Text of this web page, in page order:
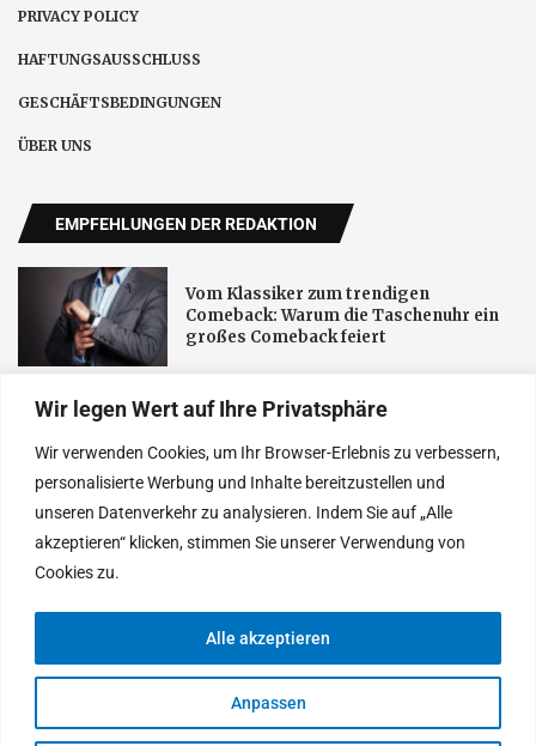
Wir legen Wert auf Ihre Privatsphäre
Wir verwenden Cookies, um Ihr Browser-Erlebnis zu verbessern,
personalisierte Werbung und Inhalte bereitzustellen und
unseren Datenverkehr zu analysieren. Indem Sie auf „Alle
akzeptieren“ klicken, stimmen Sie unserer Verwendung von
Cookies zu.
Anpassen
Alle akzeptieren
PRIVACY POLICY
HAFTUNGSAUSSCHLUSS
GESCHÄFTSBEDINGUNGEN
ÜBER UNS
EMPFEHLUNGEN DER REDAKTION
Vom Klassiker zum trendigen
Comeback: Warum die Taschenuhr ein
großes Comeback feiert
Effiziente wärmeübertragung im alltag
und in der technik
Die weltweit führenden Ärzte für
natürliche Ergebnisse bei
© 2025 Heutethemen. Entworfen von Tages Neu